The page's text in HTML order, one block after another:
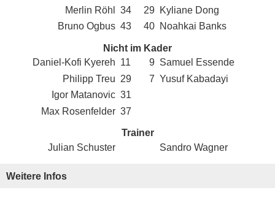
Merlin Röhl
34 29 Kyliane Dong
Bruno Ogbus 43 40 Noahkai Banks
Nicht im Kader
Daniel-Kofi Kyereh 11 9 Samuel Essende
Philipp Treu 29 7 Yusuf Kabadayi
Igor Matanovic 31
Max Rosenfelder 37
Trainer
Julian Schuster
Sandro Wagner
Weitere Infos